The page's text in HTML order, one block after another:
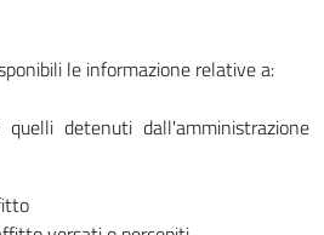
le informazione relative a:
detenuti dall'amministrazione